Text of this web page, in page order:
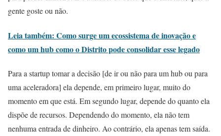
gente goste ou não.
Leia também: Como surge um ecossistema de inovação e
como um hub como o Distrito pode consolidar esse legado
Para a startup tomar a decisão [de ir ou não para um hub ou para
uma aceleradora] ela depende, em primeiro lugar, muito do
momento em que está. Em segundo lugar, depende do quanto ela
dispõe de recursos. Dependendo do momento, ela não tem
nenhuma entrada de dinheiro. Ao contrário, ela apenas tem saída.